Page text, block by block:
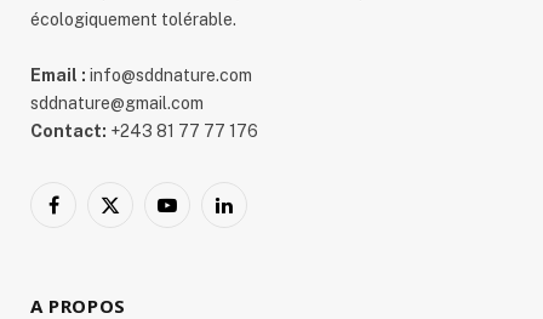
écologiquement tolérable.
Email : info@sddnature.com
sddnature@gmail.com
Contact: +243 81 77 77 176
Facebook
X
YouTubeLinkedIn
A PROPOS